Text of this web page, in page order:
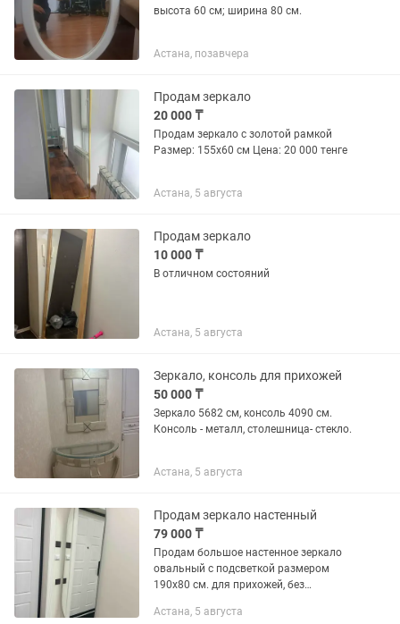
высота 60 см; ширина 80 см.
Астана, позавчера
Продам зеркало
20 000 ₸
Продам зеркало с золотой рамкой
Размер: 155х60 см Цена: 20 000 тенге
Астана, 5 августа
Продам зеркало
10 000 ₸
В отличном состояний
Астана, 5 августа
Зеркало, консоль для прихожей
50 000 ₸
Зеркало 5682 см, консоль 4090 см.
Консоль - металл, столешница- стекло.
Астана, 5 августа
Продам зеркало настенный
79 000 ₸
Продам большое настенное зеркало
овальный с подсветкой размером
190х80 см. для прихожей, без
состоянии.
Астана, 5 августа